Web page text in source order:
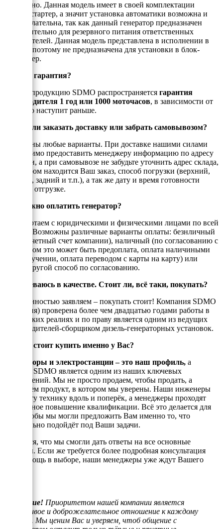
Да, можно. Данная модель имеет в своей комплектации
электростартер, а значит установка автоматики возможна и
даже желательна, так как данный генератор предназначен
исключительно для резервного питания ответственных
потребителей. Данная модель представлена в исполнении в
кожухе, поэтому не предназначена для установки в блок-
контейнер.
Есть ли гарантия?
На всю продукцию SDMO распространяется гарантия
производителя 1 год или 1000 моточасов, в зависимости от
того, что наступит раньше.
Можно ли заказать доставку или забрать самовывозом?
Возможны любые варианты. При доставке нашими силами
необходимо предоставить менеджеру информацию по адресу
доставки, а при самовывозе не забудьте уточнить адрес склада,
на котором находится Ваш заказ, способ погрузки (верхний,
боковой, задний и т.п.), а так же дату и время готовности
товара к отгрузке.
Как можно оплатить генератор?
Мы работаем с юридическими и физическими лицами по всей
России. Возможны различные варианты оплаты: безнличный
(на рассчетный счет компании), наличный (по согласованию с
енеджером это может быть предоплата, оплата наличиными
при получении, оплата переводом с карты на карту) или
любой другой способ по согласованию.
Я сомневаюсь в качестве. Стоит ли, всё таки, покупать?
С уверенностью заявляем – покупать стоит! Компания SDMO
(Франция) проверена более чем двадцатью годами работы в
Российских реалиях и по праву является одним из ведущих
производителей-сборщиком дизель-генераторных установок.
Почему стоит купить именно у Вас?
Генераторы и электростанции – это наш профиль, а
техника SDMO является одним из наших ключевых
направлений. Мы не просто продаем, чтобы продать, а
реализуем продукт, в котором мы уверены. Наши инженеры
знают эту технику вдоль и поперёк, а менеджеры проходят
постоянное повышение квалификации. Всё это делается для
того, чтобы мы могли предложить Вам именно то, что
оптимально подойдёт под Ваши задачи.
Надеемся, что мы смогли дать ответы на все основные
вопросы. Если же требуется более подробная консультация
или помощь в выборе, наши менеджеры уже ждут Вашего
Внимание! Приоритетом нашей компании является
отзывчивое и доброжелательное отношение к каждому
клиенту. Мы ценим Вас и уверяем, чтоб общение с